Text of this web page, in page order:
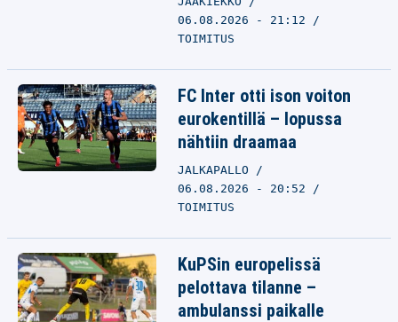
06.08.2026 - 21:12
TOIMITUS
FC Inter otti ison voiton
eurokentillä – lopussa
nähtiin draamaa
JALKAPALLO
06.08.2026 - 20:52
TOIMITUS
KuPSin europelissä
pelottava tilanne –
ambulanssi paikalle